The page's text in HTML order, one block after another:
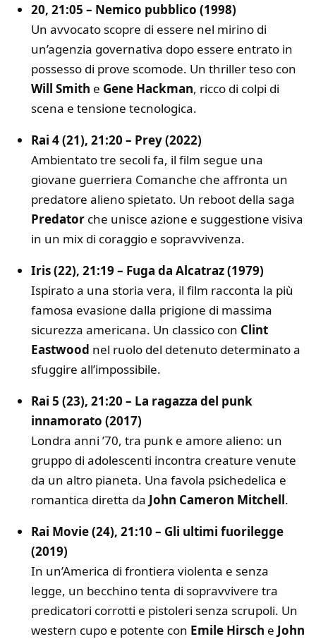
20, 21:05 – Nemico pubblico (1998)
Un avvocato scopre di essere nel mirino di
un’agenzia governativa dopo essere entrato in
possesso di prove scomode. Un thriller teso con
Will Smith e Gene Hackman, ricco di colpi di
scena e tensione tecnologica.
Rai 4 (21), 21:20 – Prey (2022)
Ambientato tre secoli fa, il film segue una
giovane guerriera Comanche che affronta un
predatore alieno spietato. Un reboot della saga
Predator che unisce azione e suggestione visiva
in un mix di coraggio e sopravvivenza.
Iris (22), 21:19 – Fuga da Alcatraz (1979)
Ispirato a una storia vera, il film racconta la più
famosa evasione dalla prigione di massima
sicurezza americana. Un classico con Clint
Eastwood nel ruolo del detenuto determinato a
sfuggire all’impossibile.
Rai 5 (23), 21:20 – La ragazza del punk
innamorato (2017)
Londra anni ’70, tra punk e amore alieno: un
gruppo di adolescenti incontra creature venute
da un altro pianeta. Una favola psichedelica e
romantica diretta da John Cameron Mitchell.
Rai Movie (24), 21:10 – Gli ultimi fuorilegge
(2019)
In un’America di frontiera violenta e senza
legge, un becchino tenta di sopravvivere tra
predicatori corrotti e pistoleri senza scrupoli. Un
western cupo e potente con Emile Hirsch e John